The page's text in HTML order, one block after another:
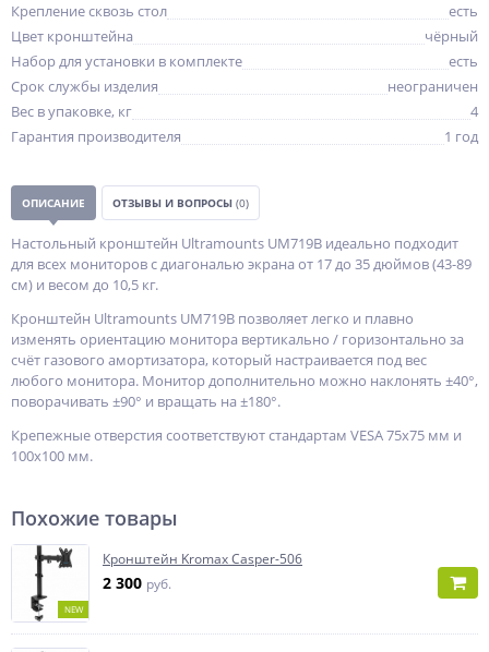
Крепление сквозь стол
есть
Цвет кронштейна
чёрный
Набор для установки в комплекте
есть
Срок службы изделия
неограничен
Вес в упаковке, кг
4
Гарантия производителя
1 год
ОПИСАНИЕ ОТЗЫВЫ И ВОПРОСЫ (0)
Настольный кронштейн Ultramounts UM719B идеально подходит
для всех мониторов с диагональю экрана от 17 до 35 дюймов (43-89
см) и весом до 10,5 кг.
Кронштейн Ultramounts UM719B позволяет легко и плавно
изменять ориентацию монитора вертикально / горизонтально за
счёт газового амортизатора, который настраивается под вес
любого монитора. Монитор дополнительно можно наклонять ±40°,
поворачивать ±90° и вращать на ±180°.
Крепежные отверстия соответствуют стандартам VESA 75x75 мм и
100x100 мм.
Похожие товары
NEW
Кронштейн Kromax Casper-506
2 300 руб.